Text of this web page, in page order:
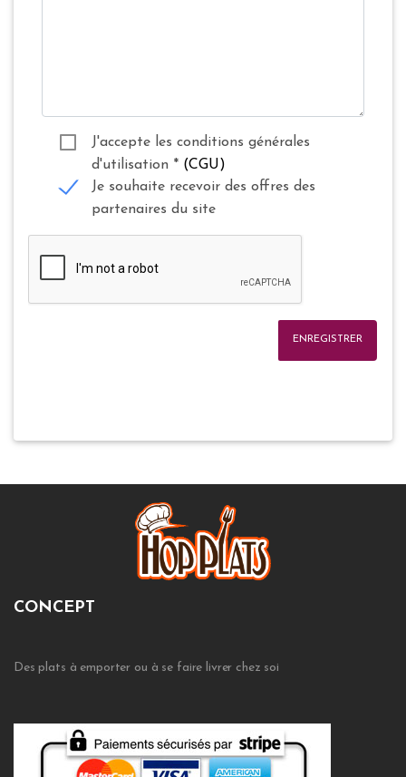
J'accepte les conditions générales
d'utilisation * (CGU)
Je souhaite recevoir des offres des
partenaires du site
ENREGISTRER
CONCEPT
Des plats à emporter ou à se faire livrer chez soi